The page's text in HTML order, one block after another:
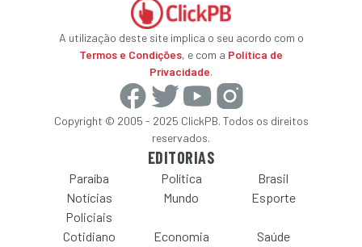
A utilização deste site implica o seu acordo com o
Termos e Condições, e com a Política de
Privacidade.
Copyright © 2005 - 2025 ClickPB. Todos os direitos
reservados.
EDITORIAS
Paraíba Política
Brasil
Notícias
Policiais
Mundo Esporte
Cotidiano Economia Saúde